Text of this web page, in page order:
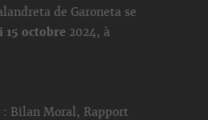
de Garoneta se
15 octobre 2024, à
Bilan Moral, Rapport